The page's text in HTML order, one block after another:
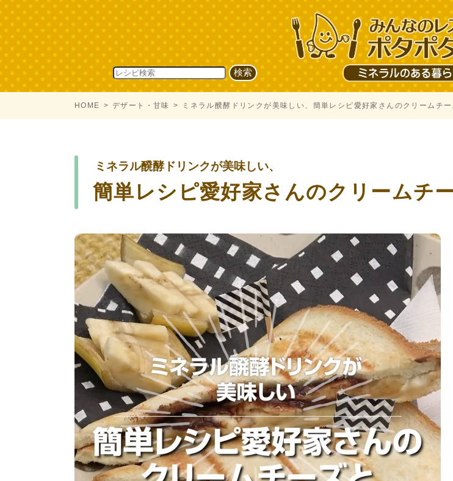
HOME デザート・甘味 ミネラル醗酵ドリンクが美味しい、簡単レシピ愛好家さんのクリームチ
ミネラル醗酵ドリンクが美味しい、
簡単レシピ愛好家さんのクリームチ